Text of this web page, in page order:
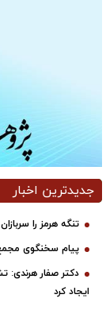
جدیدترین اخبار
تنگه هرمز را
پیام سخنگوی
دکتر صفار هرندی:
ایجاد کرد